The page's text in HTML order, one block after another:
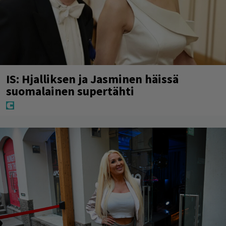
IS: Hjalliksen ja Jasminen häissä
suomalainen supertähti